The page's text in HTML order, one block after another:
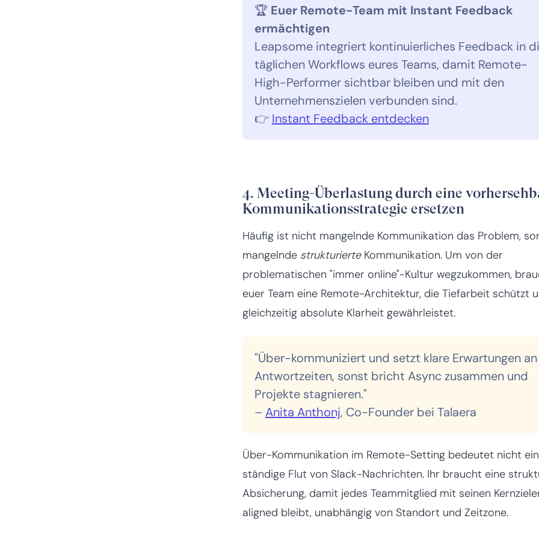
🏆 Euer Remote-Team mit Instant Feedback
ermächtigen
Leapsome integriert kontinuierliches Feedback in
täglichen Workflows eures Teams, damit Remote-
High-Performer sichtbar bleiben und mit den
Unternehmenszielen verbunden sind.
👉 Instant Feedback entdecken
4. Meeting-Überlastung durch eine
Kommunikationsstrategie ersetzen
Häufig ist nicht mangelnde Kommunikation das Problem,
mangelnde strukturierteKommunikation. Um von der
problematischen "immer online"-Kultur wegzukommen,
euer Team eine Remote-Architektur, die Tiefarbeit schützt
gleichzeitig absolute Klarheit gewährleistet.
"Über-kommuniziert und setzt klare Erwartungen an
Antwortzeiten, sonst bricht Async zusammen und
Projekte stagnieren."
– Anita Anthonj, Co-Founder bei Talaera
Über-Kommunikation im Remote-Setting bedeutet nicht
ständige Flut von Slack-Nachrichten. Ihr braucht eine
Absicherung, damit jedes Teammitglied mit seinen
aligned bleibt, unabhängig von Standort und Zeitzone.